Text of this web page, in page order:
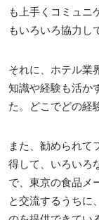
も上手くコミュニ
もいろいろ協力し
それに、ホテル業
知識や経験も活か
た。どこでどの経
また、勧められて
得して、いろいろ
で、東京の食品メ
と交流するうちに